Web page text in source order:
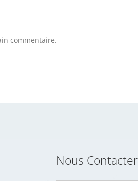
commentaire.
Nous Contacter